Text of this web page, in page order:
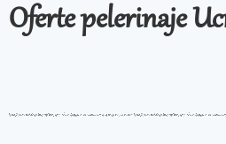
Oferte pelerinaje